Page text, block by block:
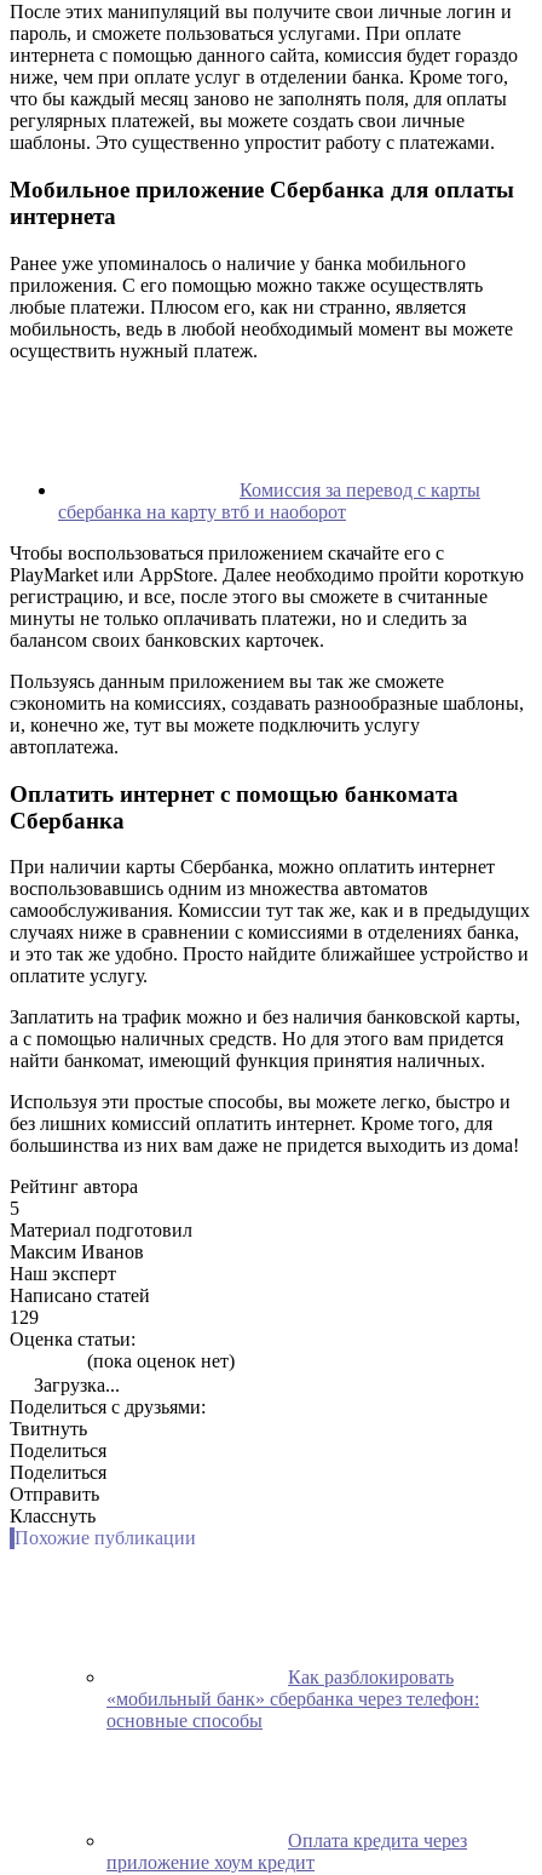
После этих манипуляций вы получите свои личные логин и
пароль, и сможете пользоваться услугами. При оплате
интернета с помощью данного сайта, комиссия будет гораздо
ниже, чем при оплате услуг в отделении банка. Кроме того,
что бы каждый месяц заново не заполнять поля, для оплаты
регулярных платежей, вы можете создать свои личные
шаблоны. Это существенно упростит работу с платежами.
Мобильное приложение Сбербанка для оплаты
интернета
Ранее уже упоминалось о наличие у банка мобильного
приложения. С его помощью можно также осуществлять
любые платежи. Плюсом его, как ни странно, является
мобильность, ведь в любой необходимый момент вы можете
осуществить нужный платеж.
Комиссия за перевод с карты
сбербанка на карту втб и наоборот
Чтобы воспользоваться приложением скачайте его с
PlayMarket или AppStore. Далее необходимо пройти короткую
регистрацию, и все, после этого вы сможете в считанные
минуты не только оплачивать платежи, но и следить за
балансом своих банковских карточек.
Пользуясь данным приложением вы так же сможете
сэкономить на комиссиях, создавать разнообразные шаблоны,
и, конечно же, тут вы можете подключить услугу
автоплатежа.
Оплатить интернет с помощью банкомата
Сбербанка
При наличии карты Сбербанка, можно оплатить интернет
воспользовавшись одним из множества автоматов
самообслуживания. Комиссии тут так же, как и в предыдущих
случаях ниже в сравнении с комиссиями в отделениях банка,
и это так же удобно. Просто найдите ближайшее устройство и
оплатите услугу.
Заплатить на трафик можно и без наличия банковской карты,
а с помощью наличных средств. Но для этого вам придется
найти банкомат, имеющий функция принятия наличных.
Используя эти простые способы, вы можете легко, быстро и
без лишних комиссий оплатить интернет. Кроме того, для
большинства из них вам даже не придется выходить из дома!
Рейтинг автора
5
Материал подготовил
Максим Иванов
Наш эксперт
Написано статей
129
Оценка статьи:
(пока оценок нет)
Загрузка...
Поделиться с друзьями:
Твитнуть
Поделиться
Поделиться
Отправить
Класснуть
Похожие публикации
Как разблокировать
«мобильный банк» сбербанка через телефон:
основные способы
Оплата кредита через
приложение хоум кредит